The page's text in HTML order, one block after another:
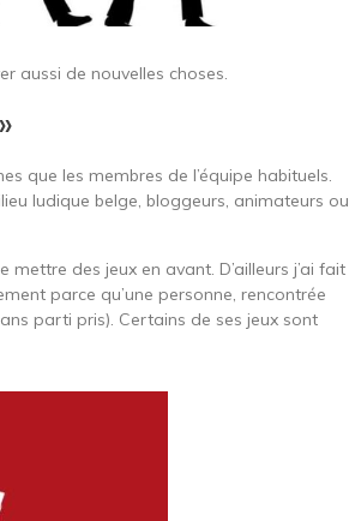
aussi de nouvelles choses.
que les membres de l’équipe habituels.
ludique belge, bloggeurs, animateurs ou
des jeux en avant. D’ailleurs j’ai fait
parce qu’une personne, rencontrée
parti pris). Certains de ses jeux sont